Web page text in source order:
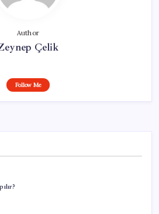
Author
Çelik
Follow Me